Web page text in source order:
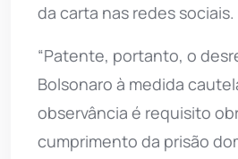
da carta nas redes sociais.
“Patente, portanto, o
Bolsonaro à medida
observância é requisito
cumprimento da prisão